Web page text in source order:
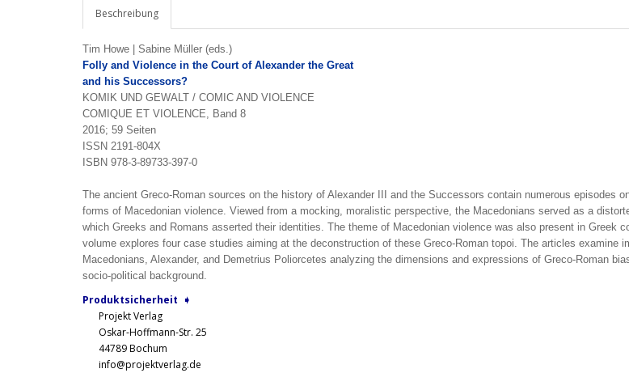
Beschreibung
Tim Howe | Sabine Müller (eds.)
Folly and Violence in the Court of Alexander the Great
and his Successors?
KOMIK UND GEWALT / COMIC AND VIOLENCE
COMIQUE ET VIOLENCE, Band 8
2016; 59 Seiten
ISSN 2191-804X
ISBN 978-3-89733-397-0
The ancient Greco-Roman sources on the history of Alexander III and the Successors contain numerous epi­sodes
forms of Macedonian violence. Viewed from a mocking, moralistic perspective, the Macedonians served as a
which Greeks and Romans asserted their identities. The theme of Macedonian violence was also present in Greek
volume explores four case studies aiming at the deconstruction of these Greco-Roman topoi. The articles examine
Macedonians, Alexander, and Demetrius Poliorcetes analyzing the dimensions and expressions of Greco-Roman
socio-political background.
Produktsicherheit ➧
Projekt Verlag
Oskar-Hoffmann-Str. 25
44789 Bochum
info@projektverlag.de